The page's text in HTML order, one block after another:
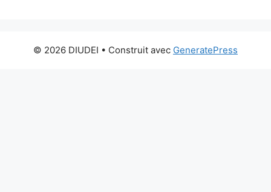
© 2026 DIUDEI • Construit avec GeneratePress